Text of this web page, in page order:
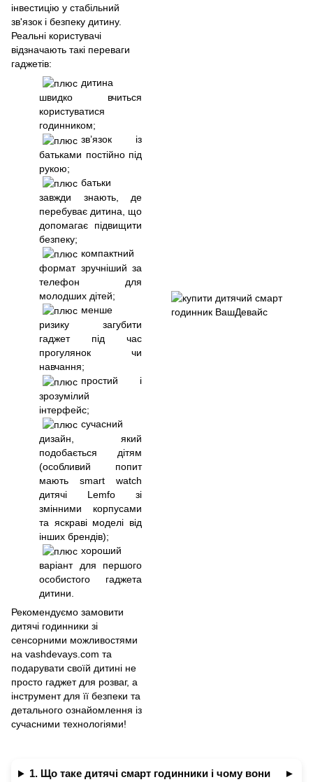
інвестицію у стабільний
зв'язок і безпеку дитину.
Реальні користувачі
відзначають такі переваги
гаджетів:
дитина
швидко вчиться
користуватися
годинником;
зв’язок із
батьками постійно під
рукою;
батьки
завжди знають, де
перебуває дитина, що
допомагає підвищити
безпеку;
компактний
формат зручніший за
телефон для
молодших дітей;
менше
ризику загубити
гаджет під час
прогулянок чи
навчання;
простий і
зрозумілий
інтерфейс;
сучасний
дизайн, який
подобається дітям
(особливий попит
мають smart watch
дитячі Lemfo зі
змінними корпусами
та яскраві моделі від
інших брендів);
хороший
варіант для першого
особистого гаджета
дитини.
Рекомендуємо замовити
дитячі годинники зі
сенсорними можливостями
на vashdevays.com та
подарувати своїй дитині не
просто гаджет для розваг, а
інструмент для її безпеки та
детального ознайомлення із
сучасними технологіями!
1. Що таке дитячі смарт годинники і чому вони